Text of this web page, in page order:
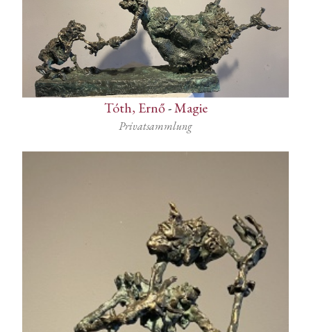
Tóth, Ernő-Magie
Privatsammlung